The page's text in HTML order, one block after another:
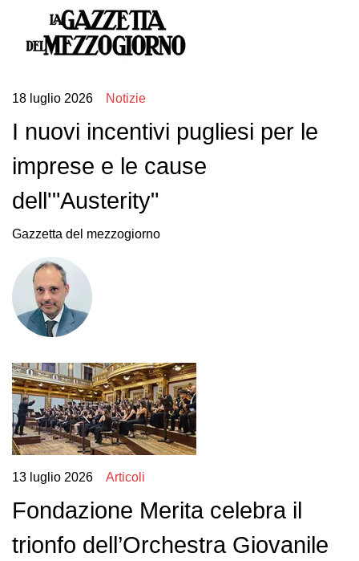
18 luglio 2026 Notizie
I nuovi incentivi pugliesi per le
imprese e le cause
dell'"Austerity"
Gazzetta del mezzogiorno
13 luglio 2026 Articoli
Fondazione Merita celebra il
trionfo dell’Orchestra Giovanile